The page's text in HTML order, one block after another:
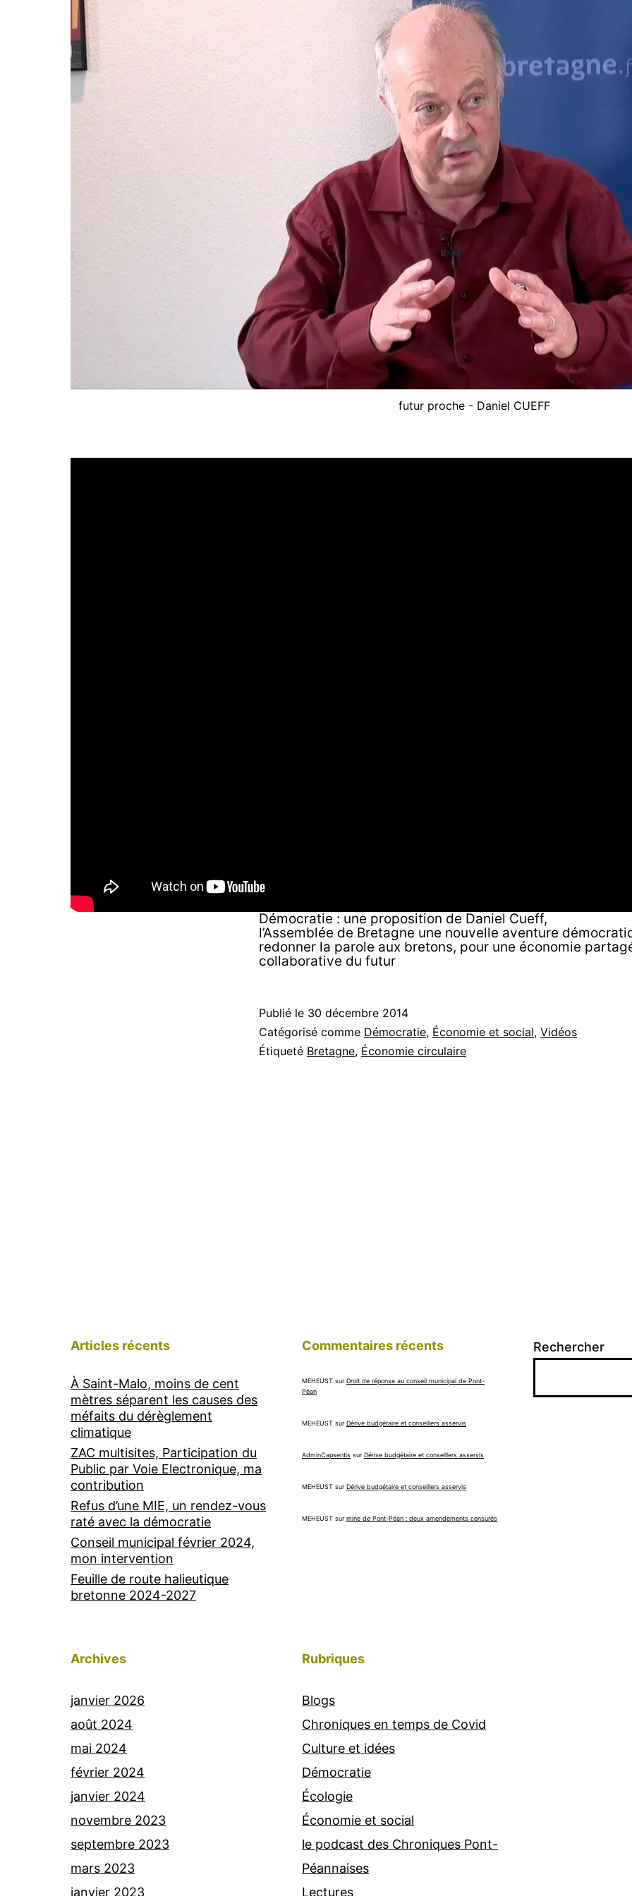
futur proche - Daniel CUEFF
Démocratie : une proposition de Daniel Cueff,
l’Assemblée de Bretagne une nouvelle aventure
redonner la parole aux bretons, pour une économie
collaborative du futur
Publié le 30 décembre 2014
Catégorisé comme Démocratie, Économie et social, Vidéos
Étiqueté Bretagne, Économie circulaire
Articles récents
À Saint-Malo, moins de cent
mètres séparent les causes des
méfaits du dérèglement
climatique
ZAC multisites, Participation du
Public par Voie Electronique, ma
contribution
Refus d’une MIE, un rendez-vous
raté avec la démocratie
Conseil municipal février 2024,
mon intervention
Feuille de route halieutique
bretonne 2024-2027
Commentaires récents
MEHEUST surDroit de réponse au conseil municipal de Pont-
Péan
MEHEUST surDérive budgétaire et conseillers asservis
AdminCapsentis surDérive budgétaire et conseillers asservis
MEHEUST surDérive budgétaire et conseillers asservis
MEHEUST surmine de Pont-Péan : deux amendements censurés
Rechercher
Archives
janvier 2026
août 2024
mai 2024
février 2024
janvier 2024
novembre 2023
septembre 2023
mars 2023
janvier 2023
Rubriques
Blogs
Chroniques en temps de Covid
Culture et idées
Démocratie
Écologie
Économie et social
le podcast des Chroniques Pont-
Péannaises
Lectures